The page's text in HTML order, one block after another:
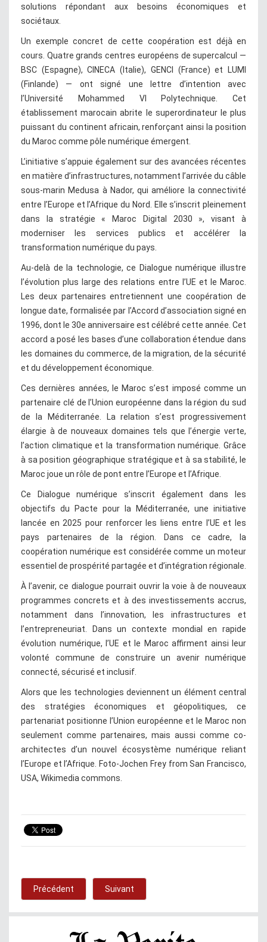
solutions répondant aux besoins économiques et
sociétaux.
Un exemple concret de cette coopération est déjà en
cours. Quatre grands centres européens de supercalcul —
BSC (Espagne), CINECA (Italie), GENCI (France) et LUMI
(Finlande) — ont signé une lettre d’intention avec
l’Université Mohammed VI Polytechnique. Cet
établissement marocain abrite le superordinateur le plus
puissant du continent africain, renforçant ainsi la position
du Maroc comme pôle numérique émergent.
L’initiative s’appuie également sur des avancées récentes
en matière d’infrastructures, notamment l’arrivée du câble
sous-marin Medusa à Nador, qui améliore la connectivité
entre l’Europe et l’Afrique du Nord. Elle s’inscrit pleinement
dans la stratégie « Maroc Digital 2030 », visant à
moderniser les services publics et accélérer la
transformation numérique du pays.
Au-delà de la technologie, ce Dialogue numérique illustre
l’évolution plus large des relations entre l’UE et le Maroc.
Les deux partenaires entretiennent une coopération de
longue date, formalisée par l’Accord d’association signé en
1996, dont le 30e anniversaire est célébré cette année. Cet
accord a posé les bases d’une collaboration étendue dans
les domaines du commerce, de la migration, de la sécurité
et du développement économique.
Ces dernières années, le Maroc s’est imposé comme un
partenaire clé de l’Union européenne dans la région du sud
de la Méditerranée. La relation s’est progressivement
élargie à de nouveaux domaines tels que l’énergie verte,
l’action climatique et la transformation numérique. Grâce
à sa position géographique stratégique et à sa stabilité, le
Maroc joue un rôle de pont entre l’Europe et l’Afrique.
Ce Dialogue numérique s’inscrit également dans les
objectifs du Pacte pour la Méditerranée, une initiative
lancée en 2025 pour renforcer les liens entre l’UE et les
pays partenaires de la région. Dans ce cadre, la
coopération numérique est considérée comme un moteur
essentiel de prospérité partagée et d’intégration régionale.
À l’avenir, ce dialogue pourrait ouvrir la voie à de nouveaux
programmes concrets et à des investissements accrus,
notamment dans l’innovation, les infrastructures et
l’entrepreneuriat. Dans un contexte mondial en rapide
évolution numérique, l’UE et le Maroc affirment ainsi leur
volonté commune de construire un avenir numérique
connecté, sécurisé et inclusif.
Alors que les technologies deviennent un élément central
des stratégies économiques et géopolitiques, ce
partenariat positionne l’Union européenne et le Maroc non
seulement comme partenaires, mais aussi comme co-
architectes d’un nouvel écosystème numérique reliant
l’Europe et l’Afrique. Foto-Jochen Frey from San Francisco,
USA, Wikimedia commons.
Précédent Suivant